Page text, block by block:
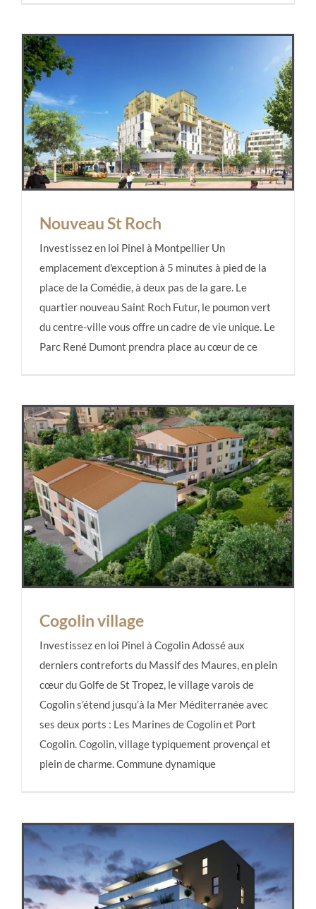
Nouveau St Roch
Nouveau St Roch
Investissez en loi Pinel à Montpellier Un
emplacement d'exception à 5 minutes à pied de la
place de la Comédie, à deux pas de la gare. Le
quartier nouveau Saint Roch Futur, le poumon vert
du centre-ville vous offre un cadre de vie unique. Le
Parc René Dumont prendra place au cœur de ce
Cogolin village
Cogolin village
Investissez en loi Pinel à Cogolin Adossé aux
derniers contreforts du Massif des Maures, en plein
cœur du Golfe de St Tropez, le village varois de
Cogolin s’étend jusqu’à la Mer Méditerranée avec
ses deux ports : Les Marines de Cogolin et Port
Cogolin. Cogolin, village typiquement provençal et
plein de charme. Commune dynamique